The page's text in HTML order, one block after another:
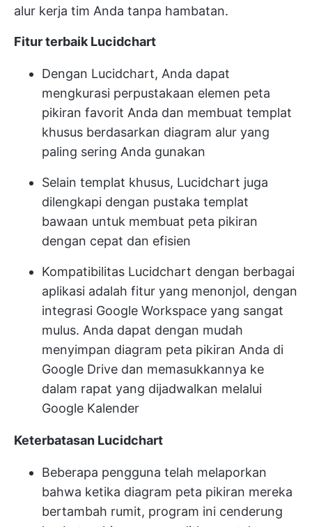
alur kerja tim Anda tanpa hambatan.
Fitur terbaik Lucidchart
Dengan Lucidchart, Anda dapat
mengkurasi perpustakaan elemen peta
pikiran favorit Anda dan membuat templat
khusus berdasarkan diagram alur yang
paling sering Anda gunakan
Selain templat khusus, Lucidchart juga
dilengkapi dengan pustaka templat
bawaan untuk membuat peta pikiran
dengan cepat dan efisien
Kompatibilitas Lucidchart dengan berbagai
aplikasi adalah fitur yang menonjol, dengan
integrasi Google Workspace yang sangat
mulus. Anda dapat dengan mudah
menyimpan diagram peta pikiran Anda di
Google Drive dan memasukkannya ke
dalam rapat yang dijadwalkan melalui
Google Kalender
Keterbatasan Lucidchart
Beberapa pengguna telah melaporkan
bahwa ketika diagram peta pikiran mereka
bertambah rumit, program ini cenderung